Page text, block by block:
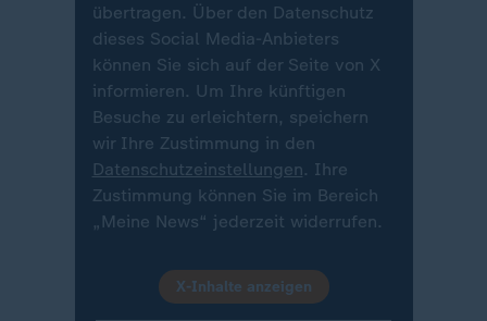
übertragen. Über den Datenschutz
dieses Social Media-Anbieters
können Sie sich auf der Seite von X
informieren. Um Ihre künftigen
Besuche zu erleichtern, speichern
wir Ihre Zustimmung in den
Datenschutzeinstellungen. Ihre
Zustimmung können Sie im Bereich
„Meine News“ jederzeit widerrufen.
X-Inhalte anzeigen